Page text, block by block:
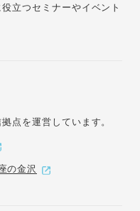
立つセミナーやイベント
点を運営しています。
の金沢